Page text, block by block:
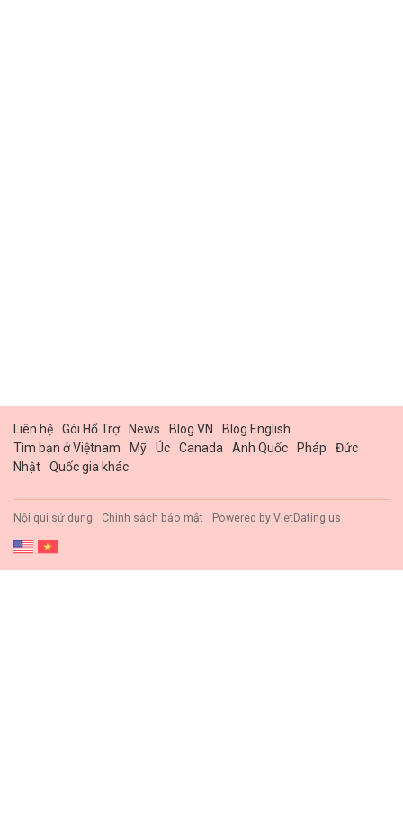
Liên hệ Gói Hổ Trợ News Blog VN
Blog English
Tìm bạn ở Việtnam
Mỹ Úc Canada Anh Quốc Pháp
Đức
Nhật
Quốc gia khác
Nội qui sử dụng Chính sách bảo mật Powered by VietDating.us